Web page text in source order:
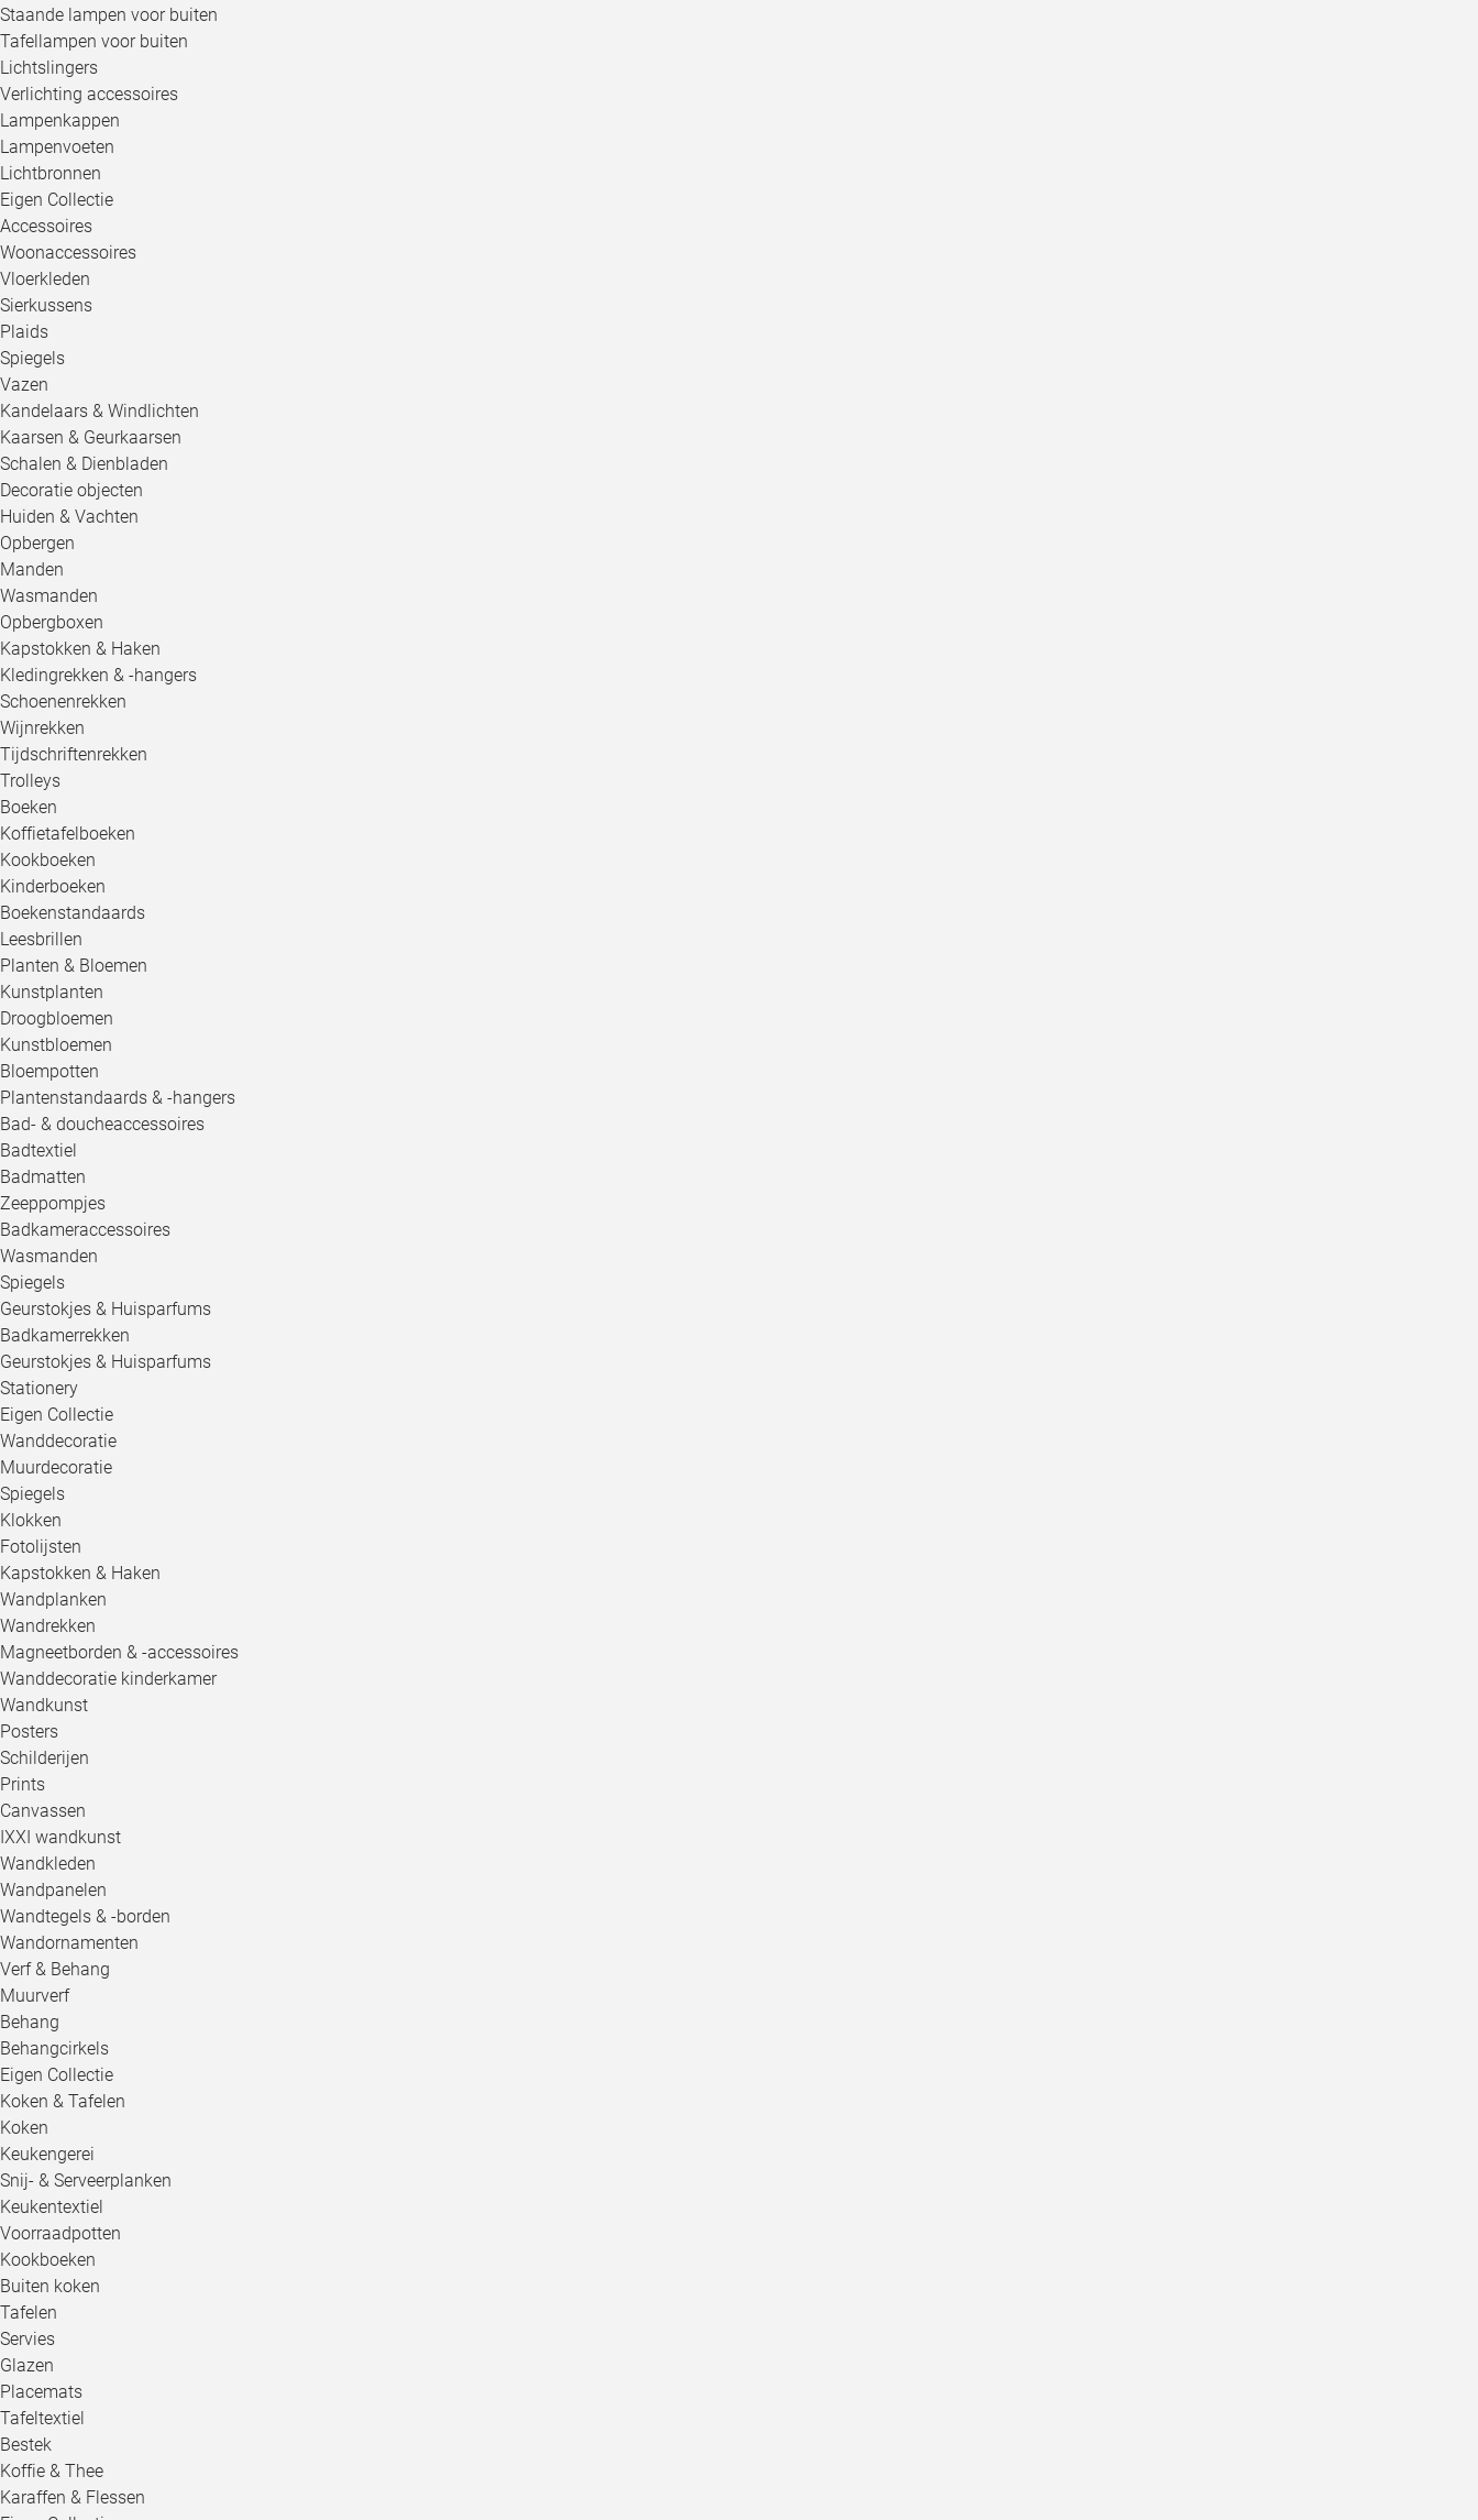
Staande lampen voor buiten
Tafellampen voor buiten
Lichtslingers
Verlichting accessoires
Lampenkappen
Lampenvoeten
Lichtbronnen
Eigen Collectie
Accessoires
Woonaccessoires
Vloerkleden
Sierkussens
Plaids
Spiegels
Vazen
Kandelaars & Windlichten
Kaarsen & Geurkaarsen
Schalen & Dienbladen
Decoratie objecten
Huiden & Vachten
Opbergen
Manden
Wasmanden
Opbergboxen
Kapstokken & Haken
Kledingrekken & -hangers
Schoenenrekken
Wijnrekken
Tijdschriftenrekken
Trolleys
Boeken
Koffietafelboeken
Kookboeken
Kinderboeken
Boekenstandaards
Leesbrillen
Planten & Bloemen
Kunstplanten
Droogbloemen
Kunstbloemen
Bloempotten
Plantenstandaards & -hangers
Bad- & doucheaccessoires
Badtextiel
Badmatten
Zeeppompjes
Badkameraccessoires
Wasmanden
Spiegels
Geurstokjes & Huisparfums
Badkamerrekken
Geurstokjes & Huisparfums
Stationery
Eigen Collectie
Wanddecoratie
Muurdecoratie
Spiegels
Klokken
Fotolijsten
Kapstokken & Haken
Wandplanken
Wandrekken
Magneetborden & -accessoires
Wanddecoratie kinderkamer
Wandkunst
Posters
Schilderijen
Prints
Canvassen
IXXI wandkunst
Wandkleden
Wandpanelen
Wandtegels & -borden
Wandornamenten
Verf & Behang
Muurverf
Behang
Behangcirkels
Eigen Collectie
Koken & Tafelen
Koken
Keukengerei
Snij- & Serveerplanken
Keukentextiel
Voorraadpotten
Kookboeken
Buiten koken
Tafelen
Servies
Glazen
Placemats
Tafeltextiel
Bestek
Koffie & Thee
Karaffen & Flessen